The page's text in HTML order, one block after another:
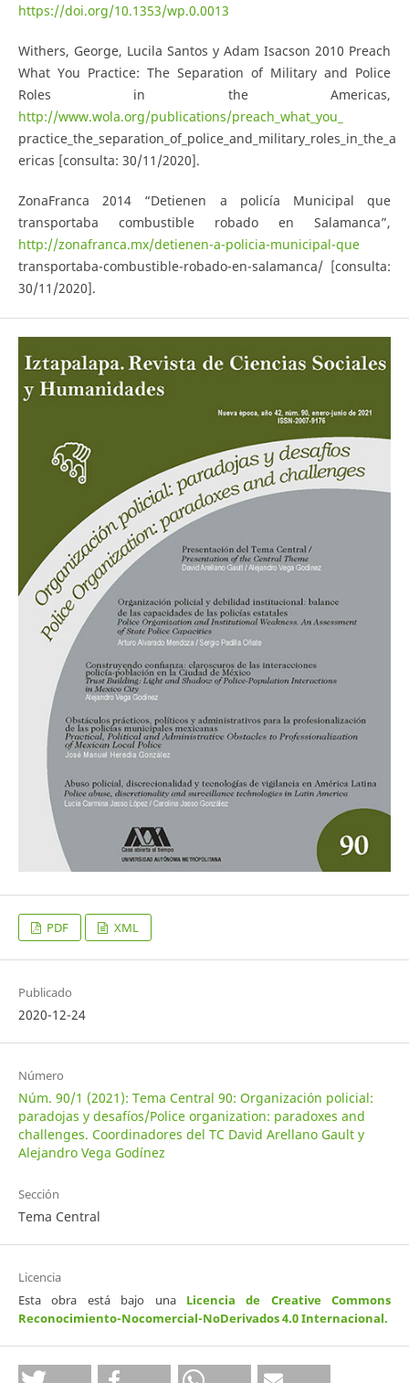
https://doi.org/10.1353/wp.0.0013
Withers, George, Lucila Santos y Adam Isacson 2010 Preach
What You Practice: The Separation of Military and Police
Roles in the Americas,
http://www.wola.org/publications/preach_what_you_
practice_the_separation_of_police_and_military_roles_in_the_a
ericas [consulta: 30/11/2020].
ZonaFranca 2014 “Detienen a policía Municipal que
transportaba combustible robado en Salamanca”,
http://zonafranca.mx/detienen-a-policia-municipal-que
transportaba-combustible-robado-en-salamanca/ [consulta:
30/11/2020].
PDF XML
Publicado
2020-12-24
Número
Núm. 90/1 (2021): Tema Central 90: Organización policial:
paradojas y desafíos/Police organization: paradoxes and
challenges. Coordinadores del TC David Arellano Gault y
Alejandro Vega Godínez
Sección
Tema Central
Licencia
Esta obra está bajo una Licencia de Creative Commons
Reconocimiento-Nocomercial-NoDerivados 4.0 Internacional.